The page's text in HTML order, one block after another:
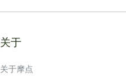
关于
关于摩点